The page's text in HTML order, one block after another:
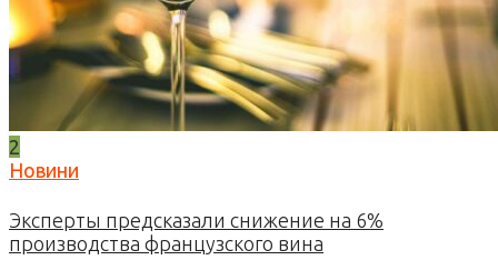
2
Новини
Эксперты предсказали снижение на 6%
производства французского вина